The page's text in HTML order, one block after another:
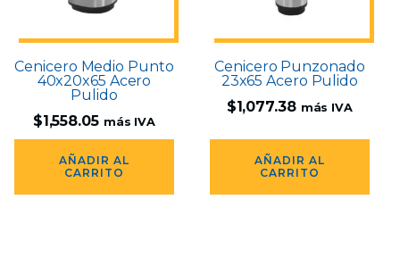
Cenicero Medio Punto
40x20x65 Acero
Pulido
$1,558.05 más IVA
AÑADIR AL
CARRITO
Cenicero Punzonado
23x65 Acero Pulido
$1,077.38 más IVA
AÑADIR AL
CARRITO